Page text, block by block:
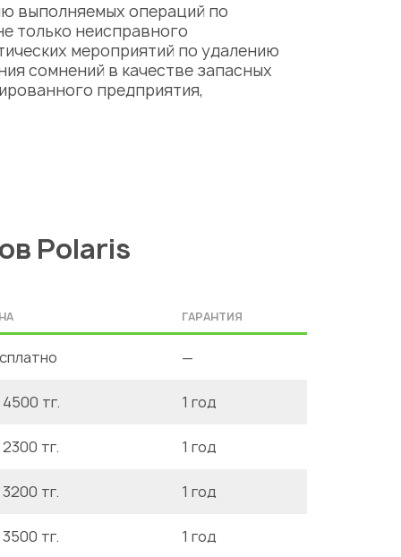
выполняемых операций по
только неисправного
мероприятий по удалению
сомнений в качестве запасных
предприятия,
Polaris
ГАРАНТИЯ
—
тг. 1 год
тг. 1 год
тг. 1 год
тг. 1 год